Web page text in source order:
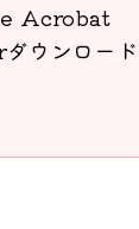
Acrobat
ウンロード